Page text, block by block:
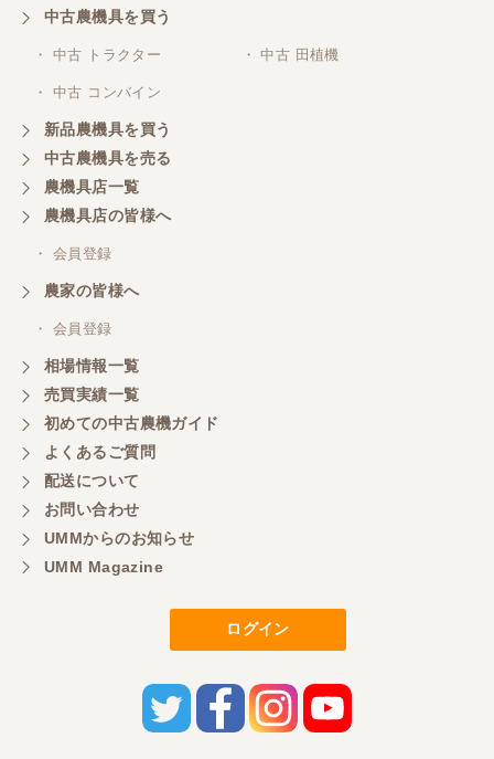
三重県／山本
対応ありがとうございました。
三重県／山本
共立シュレッターを受け取りました。 状態は問題な
く、エンジンも調子がよさそうです。 ありがとうご
ざいました。
三重県／
嫌な顔をせずに一生懸命頑張ってくれる中山さんに
感謝しています。ここで3台買いましたが、これから
もよろしくお願いしたいです。
三重県／
初めてコンバインを買いに行ったのですが、とても
明るい方に担当していただき細かく説明して下さっ
てとても嬉しかったです。
担当さんの説明が丁寧で分かりやすく、急な要望に
も迅速に対応して頂き非常に助かりました。
三重県／
中古農機具を買う
・ 中古 トラクター ・ 中古 田植機
・ 中古 コンバイン
新品農機具を買う
中古農機具を売る
農機具店一覧
農機具店の皆様へ
・ 会員登録
農家の皆様へ
・ 会員登録
相場情報一覧
売買実績一覧
初めての中古農機ガイド
よくあるご質問
配送について
お問い合わせ
UMMからのお知らせ
UMM Magazine
ログイン